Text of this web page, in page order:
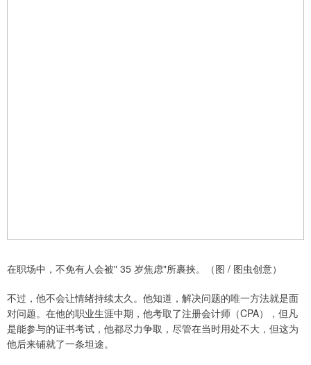
在职场中，不免有人会被" 35 岁焦虑"所裹挟。（图 / 图虫创意）
不过，他不会让情绪持续太久。他知道，解决问题的唯一方法就是面
对问题。在他的职业生涯中期，他考取了注册会计师（CPA），但凡
是能参与的证书考试，他都尽力争取，尽管在当时用处不大，但这为
他后来铺就了一条坦途。